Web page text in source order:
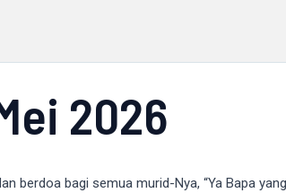
2026
berdoa bagi semua murid-Nya, “Ya Bapa